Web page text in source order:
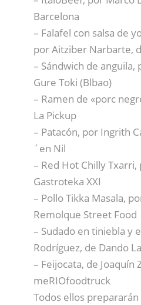
Barcelona
– Falafel con salsa de
por Aitziber Narbarte,
– Sándwich de anguila,
Gure Toki (Blbao)
– Ramen de «porc
La Pickup
– Patacón, por Ingrith
´en Nil
– Red Hot Chilly Txarri,
Gastroteka XXI
– Pollo Tikka Masala,
Remolque Street Food
– Sudado en tiniebla y
Rodríguez, de Dando
– Feijocata, de Joaquín
meRIOfoodtruck
Todos ellos